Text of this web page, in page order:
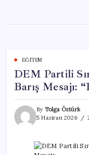
content
EĞITIM
DEM Partili
Barış Mesajı:
By Tolga Öztürk
5 Haziran 2026